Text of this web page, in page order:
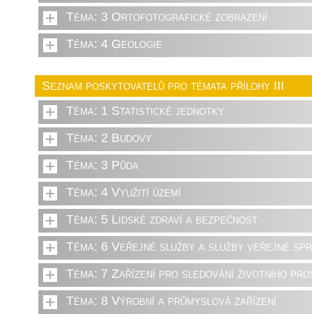
Téma: 3 Ortofotografické zobrazení
Téma: 4 Geologie
Seznam poskytovatelů pro témata přílohy III
Téma: 1 Statistické jednotky
Téma: 2 Budovy
Téma: 3 Půda
Téma: 4 Využití území
Téma: 5 Lidské zdraví a bezpečnost
Téma: 6 Veřejné služby a služby veřejné
Téma: 7 Zařízení pro sledování životního
Téma: 8 Výrobní a průmyslová zařízení